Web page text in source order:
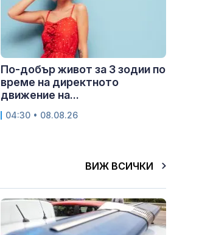
По-добър живот за 3 зодии по
време на директното
движение на...
04:30 • 08.08.26
ВИЖ ВСИЧКИ